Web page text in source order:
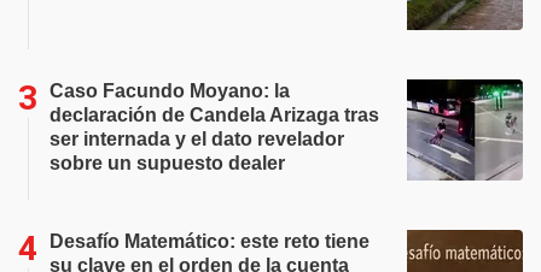
Caso Facundo Moyano: la
declaración de Candela Arizaga tras
ser internada y el dato revelador
sobre un supuesto dealer
Desafío Matemático: este reto tiene
su clave en el orden de la cuenta